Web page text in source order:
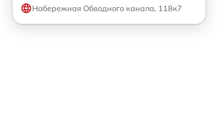
Набережная Обводного канала, 118к7